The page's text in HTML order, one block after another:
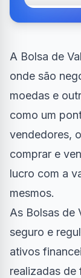
A Bolsa de
onde são
moedas e
como um
vendedores,
comprar e
lucro com a
mesmos.
As Bolsas de
seguro e
ativos
realizadas de